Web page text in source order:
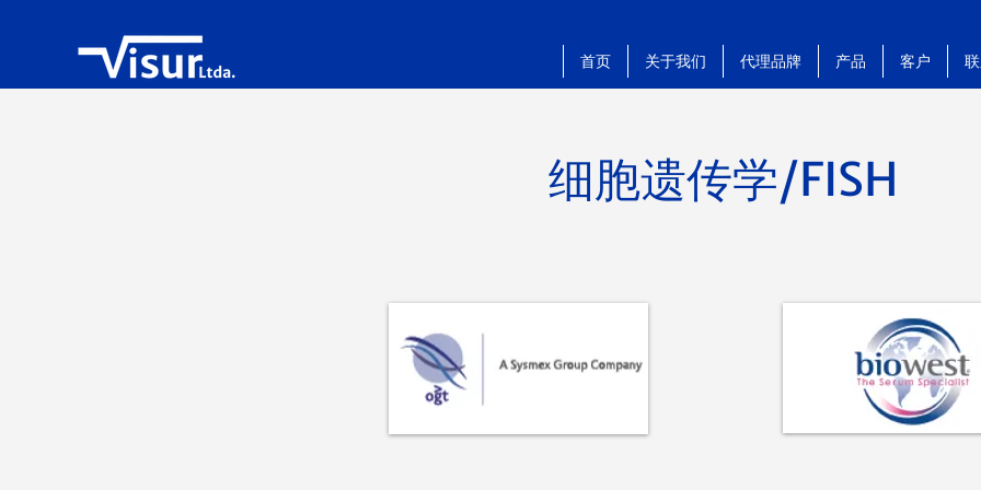
首页 关于我们 代理品牌 产品 客户
细胞遗传学/FISH